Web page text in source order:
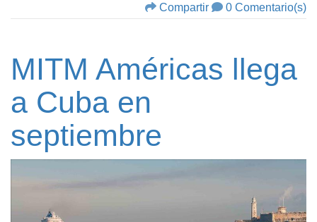
Compartir 0 Comentario(s)
MITM Américas llega
a Cuba en
septiembre